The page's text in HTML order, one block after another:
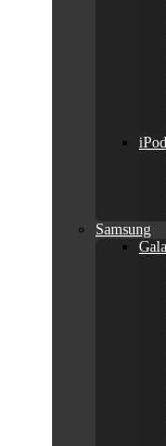
iPod
Samsung